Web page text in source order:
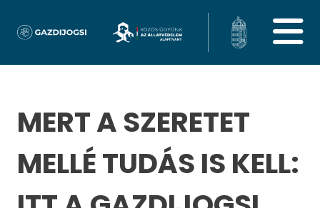
MERT A SZERETET
MELLÉ TUDÁS IS KELL: